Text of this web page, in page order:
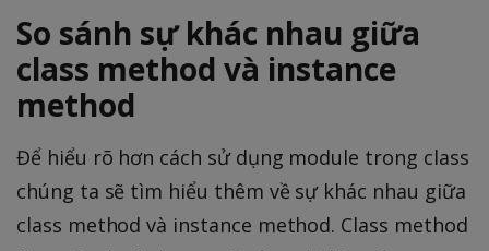
So sánh sự khác nhau giữa
class method và instance
method
Để hiểu rõ hơn cách sử dụng module trong class
chúng ta sẽ tìm hiểu thêm về sự khác nhau giữa
class method và instance method. Class method